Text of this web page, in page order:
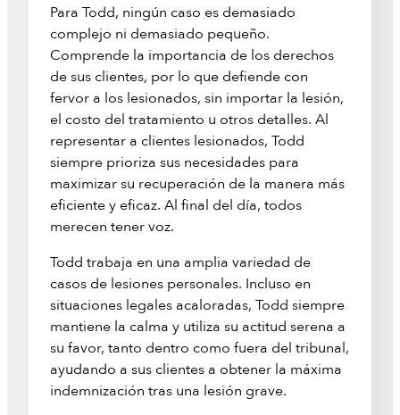
Para Todd, ningún caso es demasiado
complejo ni demasiado pequeño.
Comprende la importancia de los derechos
de sus clientes, por lo que defiende con
fervor a los lesionados, sin importar la lesión,
el costo del tratamiento u otros detalles. Al
representar a clientes lesionados, Todd
siempre prioriza sus necesidades para
maximizar su recuperación de la manera más
eficiente y eficaz. Al final del día, todos
merecen tener voz.
Todd trabaja en una amplia variedad de
casos de lesiones personales. Incluso en
situaciones legales acaloradas, Todd siempre
mantiene la calma y utiliza su actitud serena a
su favor, tanto dentro como fuera del tribunal,
ayudando a sus clientes a obtener la máxima
indemnización tras una lesión grave.